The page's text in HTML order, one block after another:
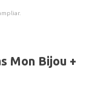
Mon Bijou +